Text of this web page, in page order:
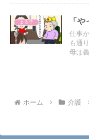
まる子 「
仕事
も通
母は
ホーム 介護